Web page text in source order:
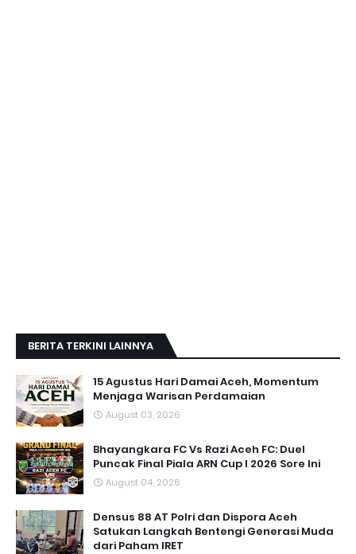
BERITA TERKINI LAINNYA
15 Agustus Hari Damai Aceh, Momentum
Menjaga Warisan Perdamaian
August 03, 2026
Bhayangkara FC Vs Razi Aceh FC: Duel
Puncak Final Piala ARN Cup I 2026 Sore Ini
August 04, 2026
Densus 88 AT Polri dan Dispora Aceh
Satukan Langkah Bentengi Generasi Muda
dari Paham IRET